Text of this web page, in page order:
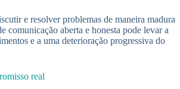
e resolver problemas de maneira madura
comunicação aberta e honesta pode levar a
e a uma deterioração progressiva do
real